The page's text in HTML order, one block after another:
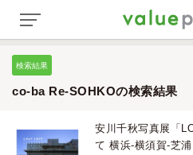
検索結果
co-ba Re-SOHKOの検索結果
安川千秋写真展「
て 横浜-横須賀-芝